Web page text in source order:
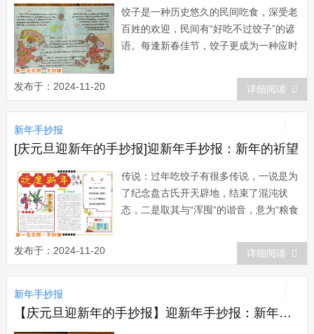
饺子是一种历史悠久的民间吃食，深受老
百姓的欢迎，民间有“好吃不过饺子”的谚
语。每逢新春佳节，饺子更成为一种应时
著的《广雅》记载那时已有形如月牙称
为“馄饨”的食品，和21世纪的饺子形状基
本类似 。到南北朝时，馄饨&...
发布于：2024-11-20 详细阅读
新年手抄报
[庆元旦迎新年的手抄报]迎新年手抄报：新年的祈望
传说：过年吃饺子有很多传说，一说是为
了纪念盘古氏开天辟地，结束了混沌状
态，二是取其与“浑囤”的谐音，意为“粮食
语与女娲造人有关。女娲抟土造成人时，
由于天寒地冻，黄土人的耳朵很容易冻
掉，为了使耳朵能固定不掉，女娲在...
发布于：2024-11-20 详细阅读
新年手抄报
【庆元旦迎新年的手抄报】迎新年手抄报：新年彩纸剪